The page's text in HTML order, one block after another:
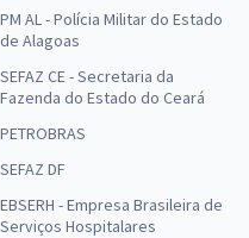
PM AL - Polícia Militar do Estado
de Alagoas
SEFAZ CE - Secretaria da
Fazenda do Estado do Ceará
PETROBRAS
SEFAZ DF
EBSERH - Empresa Brasileira de
Serviços Hospitalares